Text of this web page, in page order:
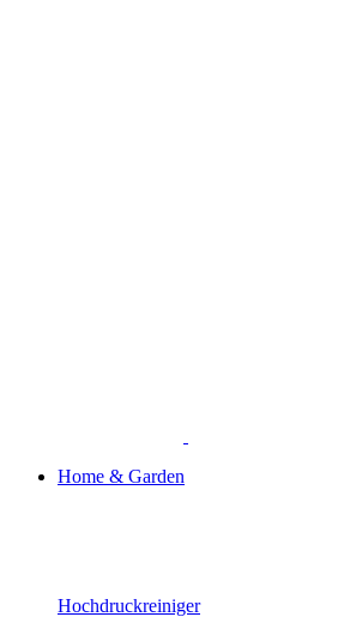
Home & Garden
Hochdruckreiniger